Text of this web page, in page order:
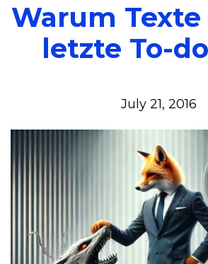
Warum
letzte To-
July 21, 2016